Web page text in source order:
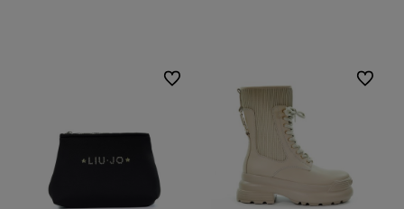
Do ulubionych Do